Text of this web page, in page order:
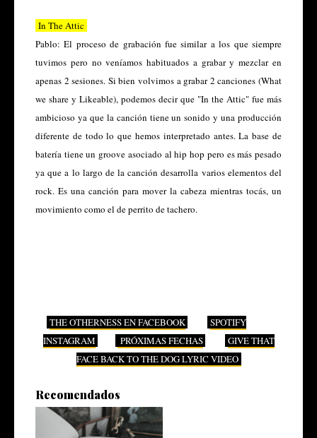
In The Attic
Pablo: El proceso de grabación fue similar a los que siempre
tuvimos pero no veníamos habituados a grabar y mezclar en
apenas 2 sesiones. Si bien volvimos a grabar 2 canciones (What
we share y Likeable), podemos decir que "In the Attic" fue más
ambicioso ya que la canción tiene un sonido y una producción
diferente de todo lo que hemos interpretado antes. La base de
batería tiene un groove asociado al hip hop pero es más pesado
ya que a lo largo de la canción desarrolla varios elementos del
rock. Es una canción para mover la cabeza mientras tocás, un
movimiento como el de perrito de tachero.
THE OTHERNESS EN FACEBOOK
SPOTIFY
INSTAGRAM
PRÓXIMAS FECHAS
GIVE THAT
FACE BACK TO THE DOG LYRIC VIDEO
Recomendados